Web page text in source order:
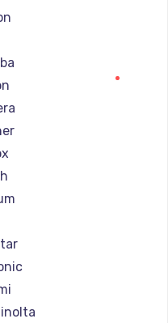
Lexmark
Sharp
TSC
Fujitsu
Godex